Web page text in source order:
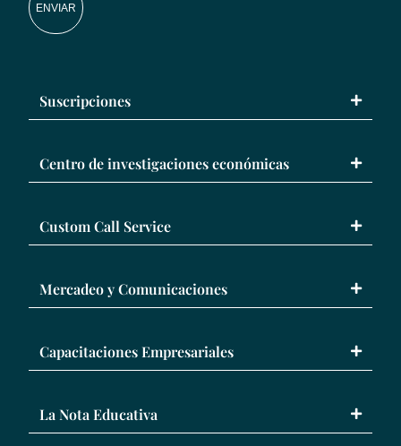
ENVIAR
Suscripciones
Centro de investigaciones económicas
Custom Call Service
Mercadeo y Comunicaciones
Capacitaciones Empresariales
La Nota Educativa